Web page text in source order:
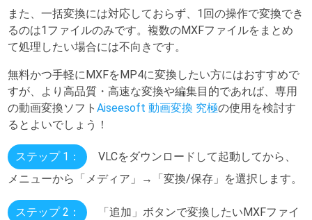
また、一括変換には対応しておらず、1回の操作で変換でき
るのは1ファイルのみです。複数のMXFファイルをまとめ
て処理したい場合には不向きです。
無料かつ手軽にMXFをMP4に変換したい方にはおすすめで
すが、より高品質・高速な変換や編集目的であれば、専用
の動画変換ソフトAiseesoft 動画変換 究極の使用を検討す
るとよいでしょう！
ステップ 1：
VLCをダウンロードして起動してから、
メニューから「メディア」→「変換/保存」を選択します。
ステップ 2：
「追加」ボタンで変換したいMXFファイ